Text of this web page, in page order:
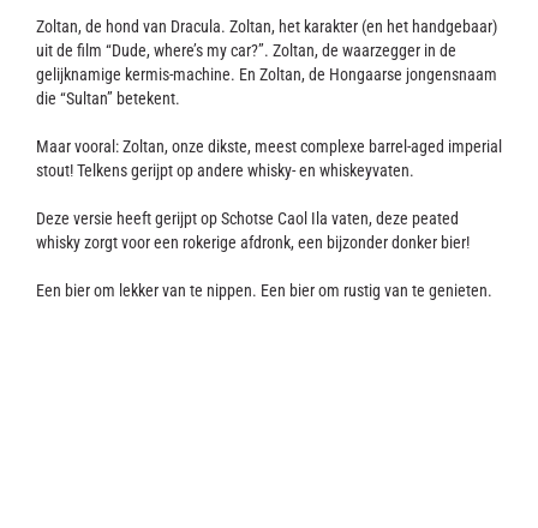
Contact
Zoltan, de hond van Dracula. Zoltan, het karakter (en het handgebaar)
uit de film “Dude, where’s my car?”. Zoltan, de waarzegger in de
gelijknamige kermis-machine. En Zoltan, de Hongaarse jongensnaam
die “Sultan” betekent.
Maar vooral: Zoltan, onze dikste, meest complexe barrel-aged imperial
stout! Telkens gerijpt op andere whisky- en whiskeyvaten.
Deze versie heeft gerijpt op Schotse Caol Ila vaten, deze peated
whisky zorgt voor een rokerige afdronk, een bijzonder donker bier!
Een bier om lekker van te nippen. Een bier om rustig van te genieten.